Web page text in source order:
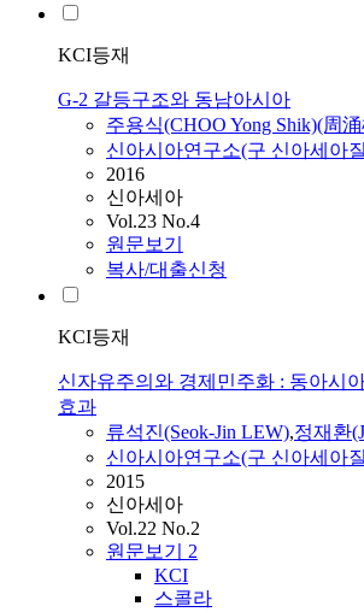
KCI등재
G-2 갈등구조와 동남아시아
주용식(CHOO Yong Shik)(周
신아시아연구소(구 신아세아
2016
신아세아
Vol.23 No.4
원문보기
복사/대출신청
KCI등재
신자유주의와 경제민주화 : 동아시
효과
류석진(Seok-Jin LEW),정재환
신아시아연구소(구 신아세아
2015
신아세아
Vol.22 No.2
원문보기 2
KCI
스콜라